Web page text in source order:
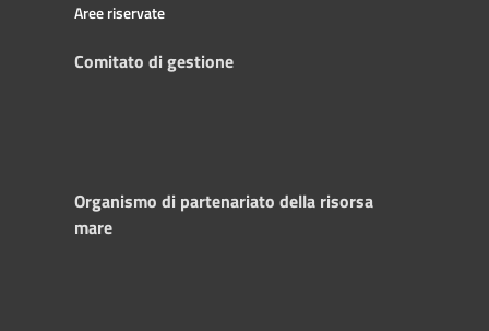
Aree riservate
Comitato di gestione
Organismo di partenariato della risorsa
mare